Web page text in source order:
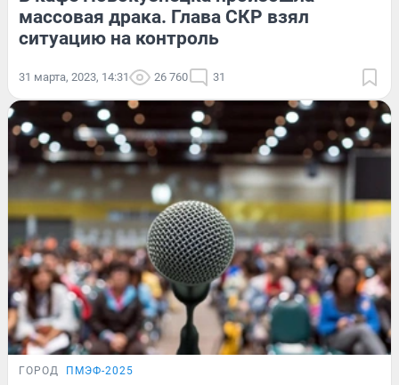
массовая драка. Глава СКР взял
ситуацию на контроль
31 марта, 2023, 14:31 26 760 31
ГОРОД ПМЭФ-2025